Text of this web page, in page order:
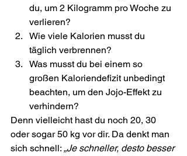
du, um 2 Kilogramm pro Woche zu
verlieren?
Wie viele Kalorien musst du
täglich verbrennen?
Was musst du bei einem so
großen Kaloriendefizit unbedingt
beachten, um den Jojo-Effekt zu
verhindern?
Denn vielleicht hast du noch 20, 30
oder sogar 50 kg vor dir. Da denkt man
sich schnell: „Je schneller, desto besser